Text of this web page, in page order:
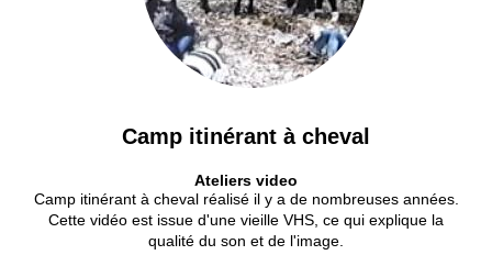
Camp itinérant à cheval
Ateliers video
Camp itinérant à cheval réalisé il y a de nombreuses années.
Cette vidéo est issue d'une vieille VHS, ce qui explique la
qualité du son et de l'image.